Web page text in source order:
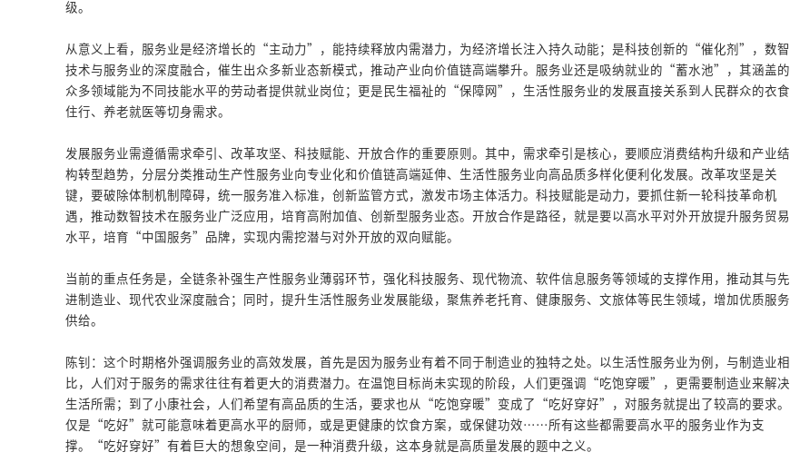
级。
从意义上看，服务业是经济增长的“主动力”，能持续释放内需潜力，为经济增长注入持久动能；是科技创新的“催化剂”，数智
技术与服务业的深度融合，催生出众多新业态新模式，推动产业向价值链高端攀升。服务业还是吸纳就业的“蓄水池”，其涵盖的
众多领域能为不同技能水平的劳动者提供就业岗位；更是民生福祉的“保障网”，生活性服务业的发展直接关系到人民群众的衣食
住行、养老就医等切身需求。
发展服务业需遵循需求牵引、改革攻坚、科技赋能、开放合作的重要原则。其中，需求牵引是核心，要顺应消费结构升级和产业结
构转型趋势，分层分类推动生产性服务业向专业化和价值链高端延伸、生活性服务业向高品质多样化便利化发展。改革攻坚是关
键，要破除体制机制障碍，统一服务准入标准，创新监管方式，激发市场主体活力。科技赋能是动力，要抓住新一轮科技革命机
遇，推动数智技术在服务业广泛应用，培育高附加值、创新型服务业态。开放合作是路径，就是要以高水平对外开放提升服务贸易
水平，培育“中国服务”品牌，实现内需挖潜与对外开放的双向赋能。
当前的重点任务是，全链条补强生产性服务业薄弱环节，强化科技服务、现代物流、软件信息服务等领域的支撑作用，推动其与先
进制造业、现代农业深度融合；同时，提升生活性服务业发展能级，聚焦养老托育、健康服务、文旅体等民生领域，增加优质服务
供给。
陈钊：这个时期格外强调服务业的高效发展，首先是因为服务业有着不同于制造业的独特之处。以生活性服务业为例，与制造业相
比，人们对于服务的需求往往有着更大的消费潜力。在温饱目标尚未实现的阶段，人们更强调“吃饱穿暖”，更需要制造业来解决
生活所需；到了小康社会，人们希望有高品质的生活，要求也从“吃饱穿暖”变成了“吃好穿好”，对服务就提出了较高的要求。
仅是“吃好”就可能意味着更高水平的厨师，或是更健康的饮食方案，或保健功效……所有这些都需要高水平的服务业作为支
撑。“吃好穿好”有着巨大的想象空间，是一种消费升级，这本身就是高质量发展的题中之义。